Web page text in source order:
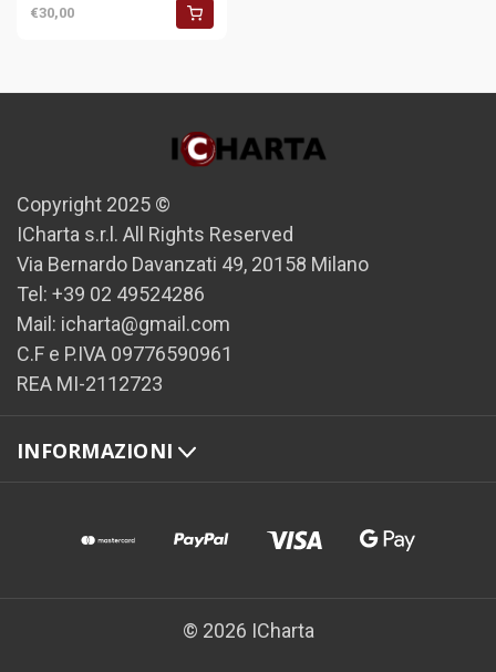
€30,00
Copyright 2025 ©
ICharta s.r.l. All Rights Reserved
Via Bernardo Davanzati 49, 20158 Milano
Tel: +39 02 49524286
Mail: icharta@gmail.com
C.F e P.IVA 09776590961
REA MI-2112723
INFORMAZIONI
© 2026 ICharta